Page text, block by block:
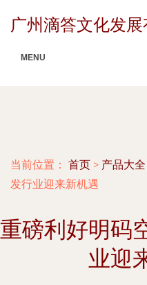
广州滴答文化发展
MENU
当前位置： 首页 > 产品大全
发行业迎来新机遇
重磅利好明码
业迎